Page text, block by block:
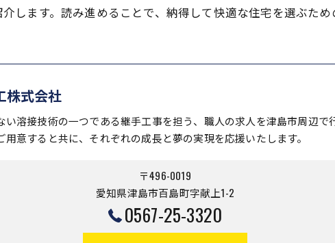
します。読み進めることで、納得して快適な住宅を選ぶため
株式会社
い溶接技術の一つである継手工事を担う、職人の求人を津島市周辺で
意すると共に、それぞれの成長と夢の実現を応援いたします。
〒496-0019
愛知県津島市百島町字献上1-2
0567-25-3320